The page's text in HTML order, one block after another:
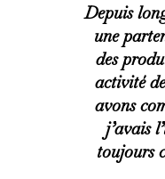
Depuis
une
des
activité
avons
j’avais
toujours